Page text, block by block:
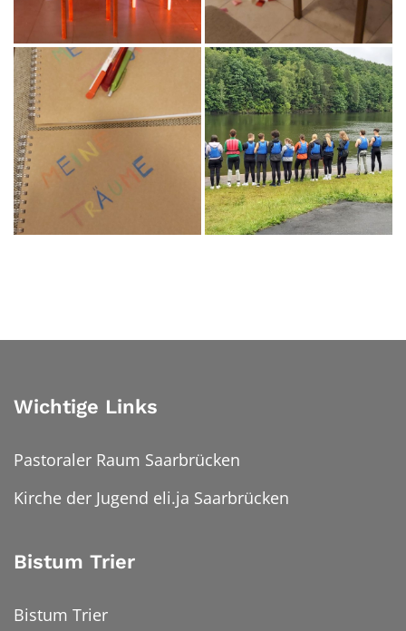
Wichtige Links
Pastoraler Raum Saarbrücken
Kirche der Jugend eli.ja Saarbrücken
Bistum Trier
Bistum Trier